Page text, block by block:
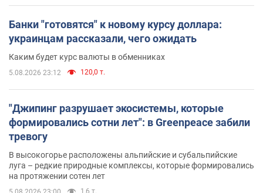
Банки "готовятся" к новому курсу доллара:
украинцам рассказали, чего ожидать
Каким будет курс валюты в обменниках
5.08.2026 23:12 120,0 т.
"Джипинг разрушает экосистемы, которые
формировались сотни лет": в Greenpeace забили
тревогу
В высокогорье расположены альпийские и субальпийские
луга – редкие природные комплексы, которые формировались
на протяжении сотен лет
1,6 т.